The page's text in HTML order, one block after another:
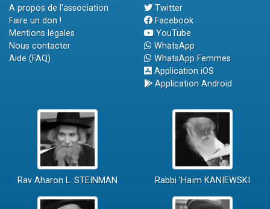
A propos de l'association
Faire un don !
Mentions légales
Nous contacter
Aide (FAQ)
Twitter
Facebook
YouTube
WhatsApp
WhatsApp Femmes
Application iOS
Application Android
Rav Aharon L. STEINMAN Rabbi 'Haïm KANIEWSKI